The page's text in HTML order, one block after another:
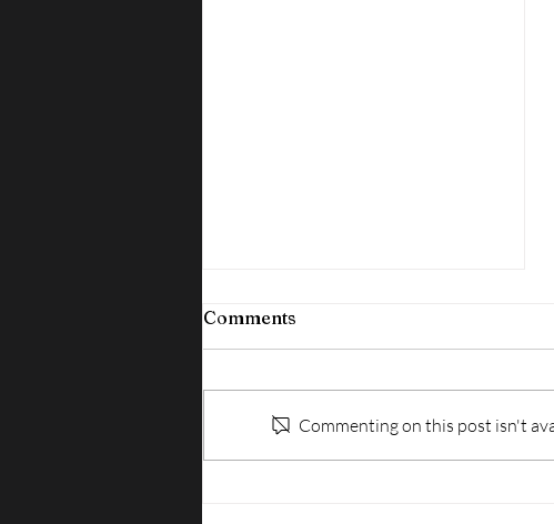
Comments
Commenting on this post isn't